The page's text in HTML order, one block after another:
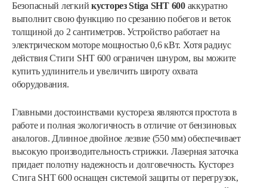
Безопасный легкий кусторез Stiga SHT 600аккуратно
выполнит свою функцию по срезанию побегов и веток
толщиной до 2 сантиметров. Устройство работает на
электрическом моторе мощностью 0,6 кВт. Хотя радиус
действия Стиги SHT 600 ограничен шнуром, вы можите
купить удлинитель и увеличить широту охвата
оборудования.
Главными достоинствами кустореза являются простота в
работе и полная экологичность в отличие от бензиновых
аналогов. Длинное двойное лезвие (550 мм) обеспечивает
высокую производительность стрижки. Лазерная заточка
придает полотну надежность и долговечность. Кусторез
Стига SHT 600 оснащен системой защиты от перегрузок,